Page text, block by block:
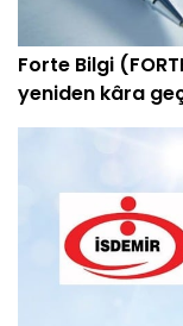
Forte Bilgi
yeniden kâra